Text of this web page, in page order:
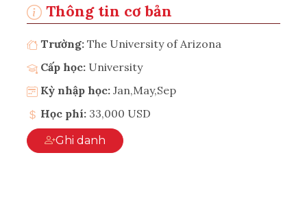
Thông tin cơ bản
Trường: The University of Arizona
Cấp học: University
Kỳ nhập học: Jan,May,Sep
Học phí: 33,000 USD
Ghi danh